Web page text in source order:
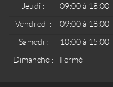
Jeudi :
09:00 à 18:00
Vendredi :
09:00 à 18:00
Samedi :
10:00 à 15:00
Dimanche :
Fermé